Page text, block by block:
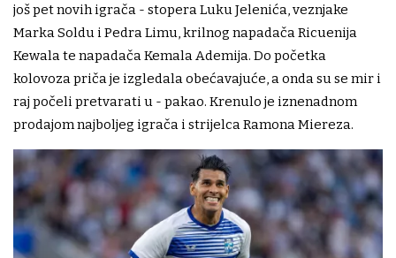
još pet novih igrača - stopera Luku Jelenića, veznjake
Marka Soldu i Pedra Limu, krilnog napadača Ricuenija
Kewala te napadača Kemala Ademija. Do početka
kolovoza priča je izgledala obećavajuće, a onda su se mir i
raj počeli pretvarati u - pakao. Krenulo je iznenadnom
prodajom najboljeg igrača i strijelca Ramona Miereza.